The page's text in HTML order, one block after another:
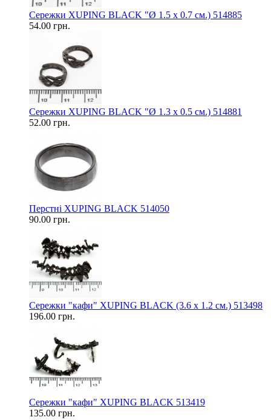
Сережки XUPING BLACK "Ø 1.5 х 0.7 см.) 514885
54.00 грн.
Сережки XUPING BLACK "Ø 1.3 х 0.5 см.) 514881
52.00 грн.
Перстні XUPING BLACK 514050
90.00 грн.
Сережки "кафи" XUPING BLACK (3.6 х 1.2 см.) 513498
196.00 грн.
Сережки "кафи" XUPING BLACK 513419
135.00 грн.